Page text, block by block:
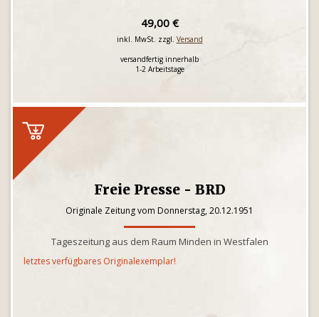
49,00 €
inkl. MwSt. zzgl. Versand
versandfertig innerhalb
1-2 Arbeitstage
Freie Presse - BRD
Originale Zeitung vom Donnerstag, 20.12.1951
Tageszeitung aus dem Raum Minden in Westfalen
letztes verfügbares Originalexemplar!